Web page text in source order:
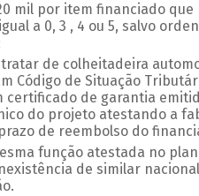
mil por item financiado que
a 0, 3 , 4 ou 5, salvo
de colheitadeira
de Situação
certificado de garantia
do projeto atestando a
de reembolso do
função atestada no
de similar